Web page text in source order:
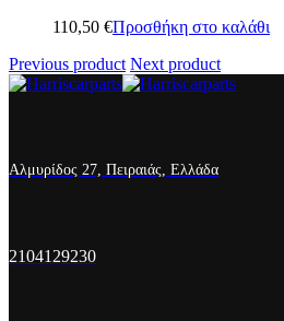
110,50 €Προσθήκη στο καλάθι
Previous product Next product
Αλμυρίδος 27, Πειραιάς, Ελλάδα
2104129230